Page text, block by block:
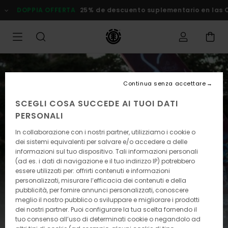
al
contenuto
DOPPIA OFFERTA 25% de descuento suplementario en las
SCEGLI COSA SUCCEDE AI TUOI DATI
PERSONALI
In collaborazione con i nostri partner, utilizziamo i cookie o
dei sistemi equivalenti per salvare e/o accedere a delle
informazioni sul tuo dispositivo. Tali informazioni personali
(ad es. i dati di navigazione e il tuo indirizzo IP) potrebbero
essere utilizzati per: offrirti contenuti e informazioni
personalizzati, misurare l’efficacia dei contenuti e della
pubblicità, per fornire annunci personalizzati, conoscere
meglio il nostro pubblico o sviluppare e migliorare i prodotti
dei nostri partner. Puoi configurare la tua scelta fornendo il
tuo consenso all’uso di determinati cookie o negandolo ad
Continua senza accettare